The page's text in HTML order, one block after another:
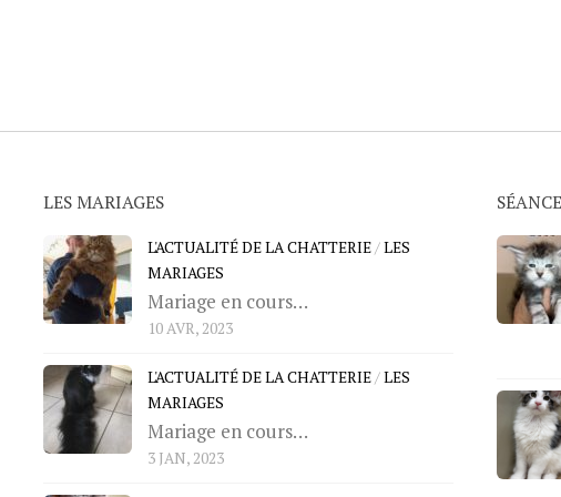
LES MARIAGES
L'ACTUALITÉ DE LA CHATTERIE/LES
MARIAGES
Mariage en cours…
10 AVR, 2023
L'ACTUALITÉ DE LA CHATTERIE/LES
MARIAGES
Mariage en cours…
3 JAN, 2023